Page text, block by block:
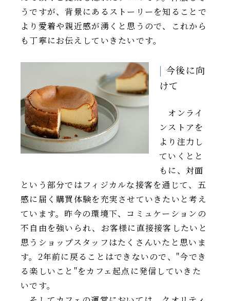
うですが、背景にあるストーリーを知ることで
より愛着や親近感が湧くと思うので、これから
も丁寧にお伝えしていきたいです。
| 今後に向
けて
オンライ
ンストアを
より注力し
ていくとと
もに、対面
という部分ではフィジカルな接客を通じて、五
感に届く購買体験を充実させていきたいと考え
ています。昨今の環境下、コミュケーションの
不自由を強いられ、お客様に直接接客したいと
思うショップスタッフはたくさんいたと思いま
す。2年前に戻ることはできないので、"今でき
る楽しいこと"をカフェ起点に発信していきた
いです。